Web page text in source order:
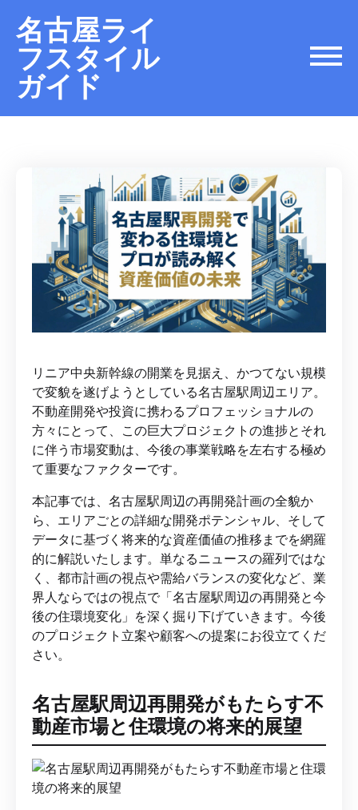
名古屋ライ
フスタイル
ガイド
リニア中央新幹線の開業を見据え、かつてない規模
で変貌を遂げようとしている名古屋駅周辺エリア。
不動産開発や投資に携わるプロフェッショナルの
方々にとって、この巨大プロジェクトの進捗とそれ
に伴う市場変動は、今後の事業戦略を左右する極め
て重要なファクターです。
本記事では、名古屋駅周辺の再開発計画の全貌か
ら、エリアごとの詳細な開発ポテンシャル、そして
データに基づく将来的な資産価値の推移までを網羅
的に解説いたします。単なるニュースの羅列ではな
く、都市計画の視点や需給バランスの変化など、業
界人ならではの視点で「名古屋駅周辺の再開発と今
後の住環境変化」を深く掘り下げていきます。今後
のプロジェクト立案や顧客への提案にお役立てくだ
さい。
名古屋駅周辺再開発がもたらす不
動産市場と住環境の将来的展望